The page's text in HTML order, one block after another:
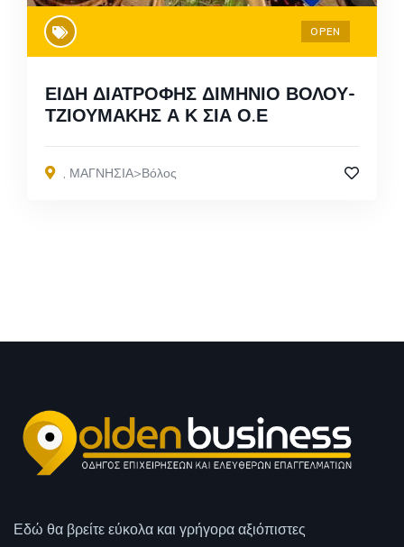
OPEN
ΕΙΔΗ ΔΙΑΤΡΟΦΗΣ ΔΙΜΗΝΙΟ ΒΟΛΟΥ-
ΤΖΙΟΥΜΑΚΗΣ Α Κ ΣΙΑ Ο.Ε
, ΜΑΓΝΗΣΙΑ>Βόλος
Εδώ θα βρείτε εύκολα και γρήγορα αξιόπιστες